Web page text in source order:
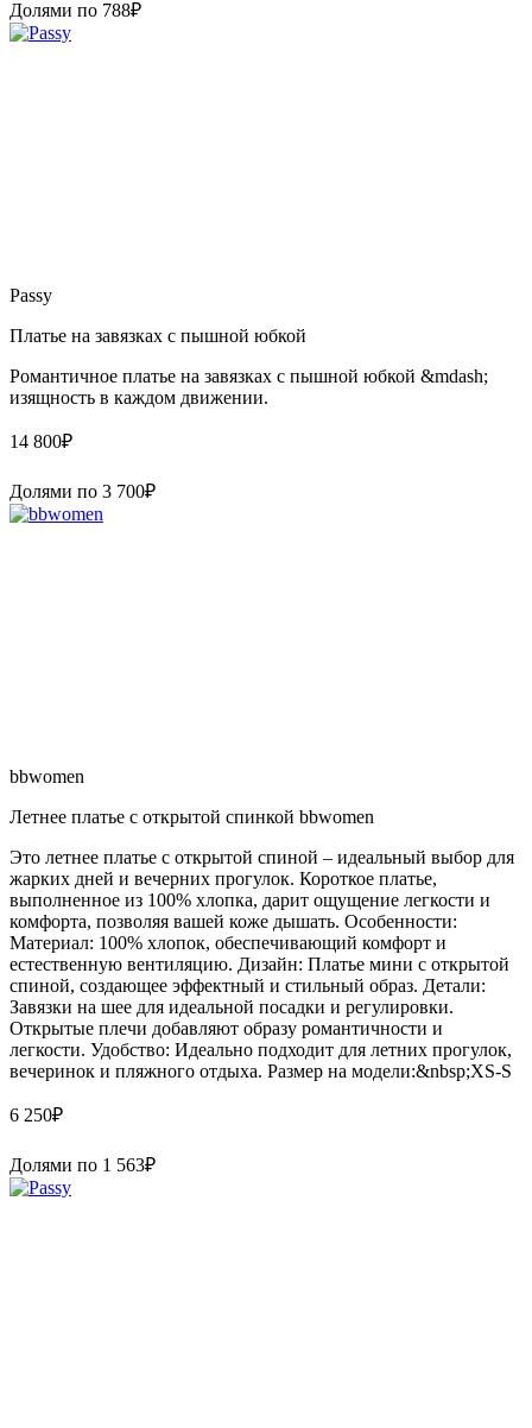
Долями по 788₽
Passy
Платье на завязках с пышной юбкой
Романтичное платье на завязках с пышной юбкой &mdash;
изящность в каждом движении.
14 800₽
Долями по 3 700₽
bbwomen
Летнее платье с открытой спинкой bbwomen
Это летнее платье с открытой спиной – идеальный выбор для
жарких дней и вечерних прогулок. Короткое платье,
выполненное из 100% хлопка, дарит ощущение легкости и
комфорта, позволяя вашей коже дышать. Особенности:
Материал: 100% хлопок, обеспечивающий комфорт и
естественную вентиляцию. Дизайн: Платье мини с открытой
спиной, создающее эффектный и стильный образ. Детали:
Завязки на шее для идеальной посадки и регулировки.
Открытые плечи добавляют образу романтичности и
легкости. Удобство: Идеально подходит для летних прогулок,
вечеринок и пляжного отдыха. Размер на модели:&nbsp;XS-S
6 250₽
Долями по 1 563₽